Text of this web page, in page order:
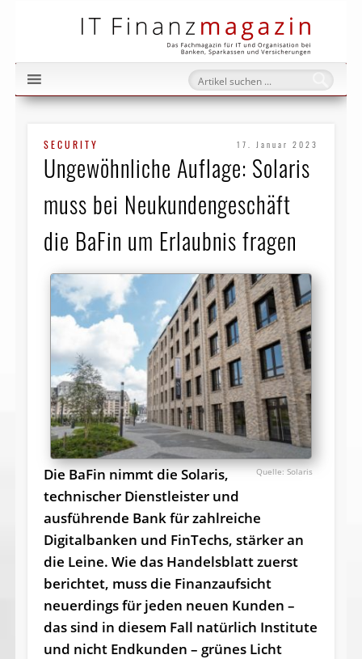
SECURITY 17. Januar 2023
Ungewöhnliche Auflage: Solaris
muss bei Neukundengeschäft
die BaFin um Erlaubnis fragen
Solaris
Die BaFin nimmt die Solaris,
technischer Dienstleister und
ausführende Bank für zahlreiche
Digitalbanken und FinTechs, stärker an
die Leine. Wie das Handelsblatt zuerst
berichtet, muss die Finanzaufsicht
neuerdings für jeden neuen Kunden –
das sind in diesem Fall natürlich Institute
und nicht Endkunden – grünes Licht